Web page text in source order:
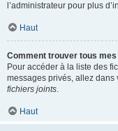
l’administrateur pour plus
Haut
Comment trouver tous
Pour accéder à la liste des
messages privés, allez dans
fichiers joints.
Haut